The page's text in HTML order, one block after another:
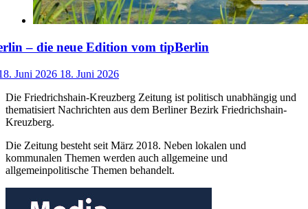
– die neue Edition vom tipBerlin
Juni 2026 18. Juni 2026
Die Friedrichshain-Kreuzberg Zeitung ist politisch unabhängig und
thematisiert Nachrichten aus dem Berliner Bezirk Friedrichshain-
Kreuzberg.
Die Zeitung besteht seit März 2018. Neben lokalen und
kommunalen Themen werden auch allgemeine und
allgemeinpolitische Themen behandelt.